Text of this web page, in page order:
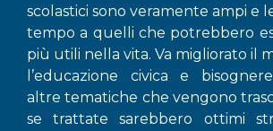
scolastici sono veramente ampi e
tempo a quelli che potrebbero
più utili nella vita. Va migliorato il
l’educazione civica e
altre tematiche che vengono
se trattate sarebbero ottimi